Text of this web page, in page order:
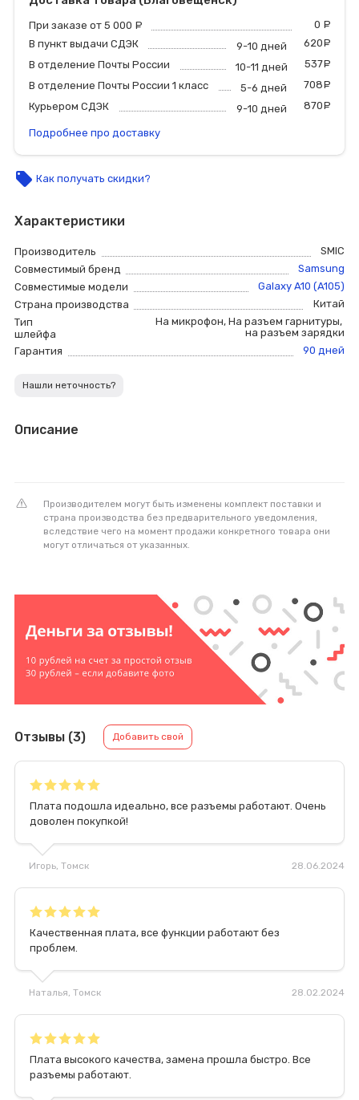
При заказе от 5 000 0
В пункт выдачи СДЭК
9-10 дней 620
В отделение Почты России
10-11 дней 537
В отделение Почты России 1 класс
5-6 дней 708
Курьером СДЭК
9-10 дней 870
Подробнее про доставку
local_offer Как получать скидки?
Характеристики
Производитель
SMIC
Совместимый бренд
Samsung
Совместимые модели
Galaxy A10 (A105)
Страна производства
Китай
Тип
шлейфа
На микрофон, На разъем гарнитуры,
на разъем зарядки
Гарантия
90 дней
Нашли неточность?
Описание
Производителем могут быть изменены комплект поставки и
страна производства без предварительного уведомления,
вследствие чего на момент продажи конкретного товара они
могут отличаться от указанных.
Отзывы (3) Добавить свой
Плата подошла идеально, все разъемы работают. Очень
доволен покупкой!
Игорь, Томск 28.06.2024
Качественная плата, все функции работают без
проблем.
Наталья, Томск 28.02.2024
Плата высокого качества, замена прошла быстро. Все
разъемы работают.